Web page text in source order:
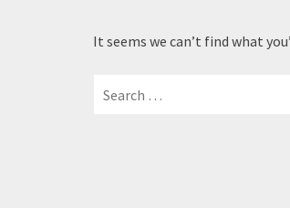
It seems we can’t find what